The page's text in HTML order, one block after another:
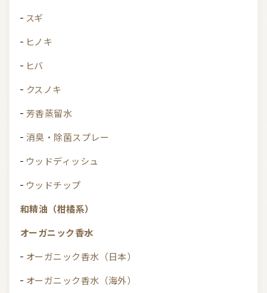
スギ
ヒノキ
ヒバ
クスノキ
芳香蒸留水
消臭・除菌スプレー
ウッドディッシュ
ウッドチップ
和精油（柑橘系）
オーガニック香水
オーガニック香水（日本）
オーガニック香水（海外）